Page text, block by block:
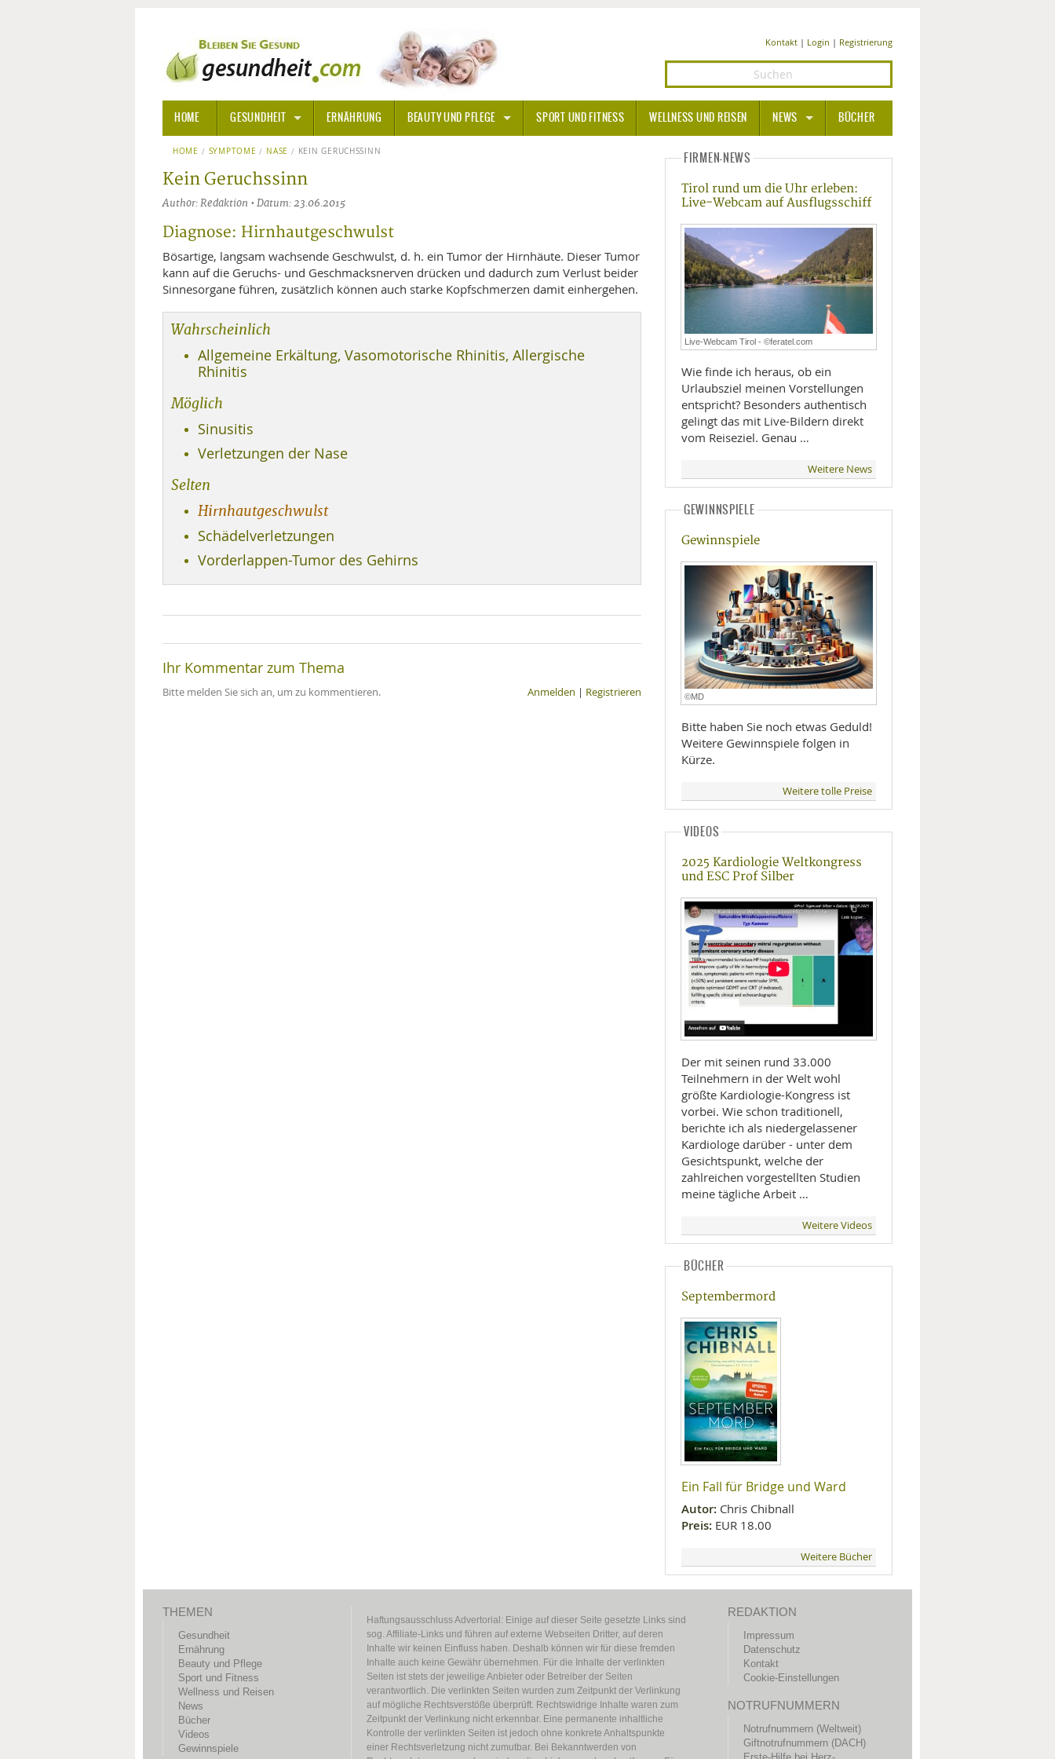
Kontakt| Login | Registrierung
HOME GESUNDHEIT
ALLGEMEINE INFORMATIONEN
ALTERNATIVE HEILWEISEN
BACHBLÜTEN
EDELSTEINE - HEILSTEINE
ALTERNATIVE MEDIZIN
ARZNEI- UND HEILMITTEL
KRANKHEITEN VON A-Z
MEDIZINISCHE FACHBEGRIFFE
PRÄVENTION UND ALTER
VITAMINE UND MINERALSTOFFE
WISSENSCHAFT UND FORSCHUNG
ERNÄHRUNG BEAUTY UND PFLEGE SPORT UND FITNESS WELLNESS UND REISEN NEWS
MEDIZIN UND PHARMA
ERNÄHRUNG
BEAUTY UND PFLEGE
SPORT UND FITNESS
WELLNESS UND REISEN
LIFESTYLE
MOBILITÄT
BÜCHER
HOME SYMPTOME NASE KEIN GERUCHSSINN
Kein Geruchssinn
Author: Redaktion • Datum: 23.06.2015
Diagnose: Hirnhautgeschwulst
Bösartige, langsam wachsende Geschwulst, d. h. ein Tumor der Hirnhäute. Dieser Tumor
kann auf die Geruchs- und Geschmacksnerven drücken und dadurch zum Verlust beider
Sinnesorgane führen, zusätzlich können auch starke Kopfschmerzen damit einhergehen.
Wahrscheinlich
Allgemeine Erkältung, Vasomotorische Rhinitis, Allergische
Rhinitis
Möglich
Sinusitis
Verletzungen der Nase
Selten
Hirnhautgeschwulst
Schädelverletzungen
Vorderlappen-Tumor des Gehirns
Ihr Kommentar zum Thema
Bitte melden Sie sich an, um zu kommentieren. Anmelden | Registrieren
FIRMEN-NEWS
Tirol rund um die Uhr erleben:
Live-Webcam auf Ausflugsschiff
Live-Webcam Tirol - ©feratel.com
Wie finde ich heraus, ob ein
Urlaubsziel meinen Vorstellungen
entspricht? Besonders authentisch
gelingt das mit Live-Bildern direkt
vom Reiseziel. Genau …
Weitere News
GEWINNSPIELE
Gewinnspiele
©MD
Bitte haben Sie noch etwas Geduld!
Weitere Gewinnspiele folgen in
Kürze.
Weitere tolle Preise
VIDEOS
2025 Kardiologie Weltkongress
und ESC Prof Silber
Der mit seinen rund 33.000
Teilnehmern in der Welt wohl
größte Kardiologie-Kongress ist
vorbei. Wie schon traditionell,
berichte ich als niedergelassener
Kardiologe darüber - unter dem
Gesichtspunkt, welche der
zahlreichen vorgestellten Studien
meine tägliche Arbeit …
Weitere Videos
BÜCHER
Septembermord
Ein Fall für Bridge und Ward
Autor: Chris Chibnall
Preis: EUR 18.00
Weitere Bücher
THEMEN
Gesundheit
Ernährung
Beauty und Pflege
Sport und Fitness
Wellness und Reisen
News
Bücher
Videos
Gewinnspiele
Haftungsausschluss Advertorial: Einige auf dieser Seite gesetzte Links sind
sog. Affiliate-Links und führen auf externe Webseiten Dritter, auf deren
Inhalte wir keinen Einfluss haben. Deshalb können wir für diese fremden
Inhalte auch keine Gewähr übernehmen. Für die Inhalte der verlinkten
Seiten ist stets der jeweilige Anbieter oder Betreiber der Seiten
verantwortlich. Die verlinkten Seiten wurden zum Zeitpunkt der Verlinkung
auf mögliche Rechtsverstöße überprüft. Rechtswidrige Inhalte waren zum
Zeitpunkt der Verlinkung nicht erkennbar. Eine permanente inhaltliche
Kontrolle der verlinkten Seiten ist jedoch ohne konkrete Anhaltspunkte
einer Rechtsverletzung nicht zumutbar. Bei Bekanntwerden von
REDAKTION
Impressum
Datenschutz
Kontakt
Cookie-Einstellungen
NOTRUFNUMMERN
Notrufnummern (Weltweit)
Giftnotrufnummern (DACH)